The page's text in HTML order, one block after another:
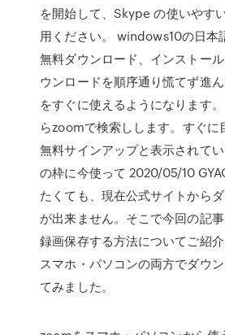
を開始して、Skype の使いやす
用ください。 windows10の日本
無料ダウンロード、インストー
ウンロードを順序通り慌てず進
をすぐに使えるようになります
らzoomで検索しします。すぐに
無料サインアップと表示されて
の枠に今使って 2020/05/10
たくても、現在公式サイトから
が出来ません。そこで今回の記
録画保存する方法についてご紹介
スマホ・パソコンの両方でダウ
てみました。